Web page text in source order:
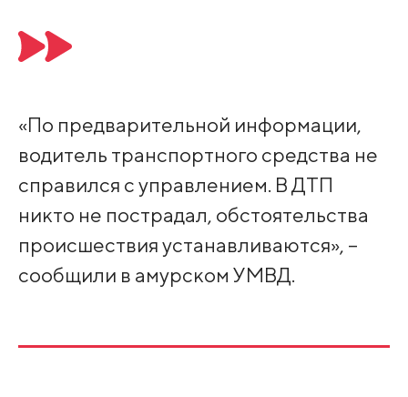
«По предварительной информации,
водитель транспортного средства не
справился с управлением. В ДТП
никто не пострадал, обстоятельства
происшествия устанавливаются», –
сообщили в амурском УМВД.